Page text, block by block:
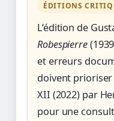
ÉDITIONS
L’édition de
Robespierre
et erreurs
doivent
XII (2022) par
pour une